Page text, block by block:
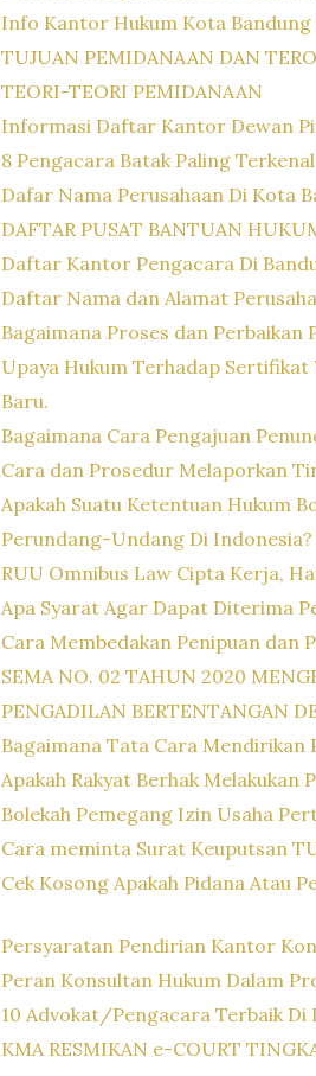
Info Kantor Hukum Kota Bandung
TUJUAN PEMIDANAAN DAN
TEORI-TEORI PEMIDANAAN
Informasi Daftar Kantor Dewan
8 Pengacara Batak Paling
Dafar Nama Perusahaan Di Kota
DAFTAR PUSAT BANTUAN
Daftar Kantor Pengacara Di
Daftar Nama dan Alamat
Bagaimana Proses dan Perbaikan
Upaya Hukum Terhadap Sertifikat
Baru.
Bagaimana Cara Pengajuan
Cara dan Prosedur Melaporkan
Apakah Suatu Ketentuan Hukum
Perundang-Undang Di Indonesia?
RUU Omnibus Law Cipta Kerja,
Apa Syarat Agar Dapat Diterima
Cara Membedakan Penipuan dan
SEMA NO. 02 TAHUN 2020
PENGADILAN BERTENTANGAN
Bagaimana Tata Cara Mendirikan
Apakah Rakyat Berhak Melakukan
Bolekah Pemegang Izin Usaha
Cara meminta Surat Keuputsan
Cek Kosong Apakah Pidana Atau
Persyaratan Pendirian Kantor
Peran Konsultan Hukum Dalam
10 Advokat/Pengacara Terbaik Di
KMA RESMIKAN e-COURT